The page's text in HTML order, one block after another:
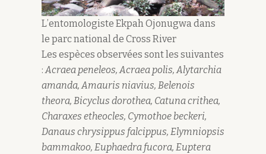
L’entomologiste Ekpah Ojonugwa dans
le parc national de Cross River
Les espèces observées sont les suivantes
:Acraea peneleos, Acraea polis, Alytarchia
amanda, Amauris niavius, Belenois
theora, Bicyclus dorothea, Catuna crithea,
Charaxes etheocles, Cymothoe beckeri,
Danaus chrysippus falcippus, Elymniopsis
bammakoo, Euphaedra fucora, Euptera